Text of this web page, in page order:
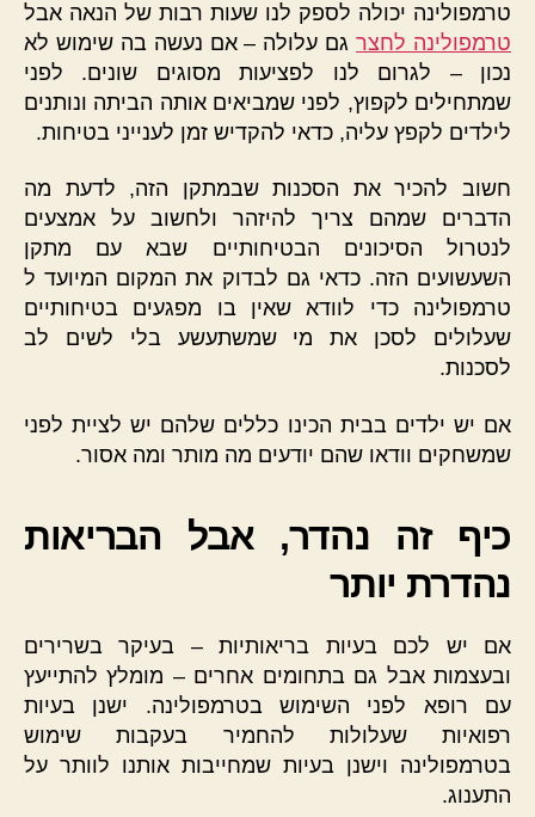
טרמפולינה יכולה לספק לנו שעות רבות של הנאה אבל
טרמפולינה לחצרגם עלולה – אם נעשה בה שימוש לא
נכון – לגרום לנו לפציעות מסוגים שונים. לפני
שמתחילים לקפוץ, לפני שמביאים אותה הביתה ונותנים
לילדים לקפץ עליה, כדאי להקדיש זמן לענייני בטיחות.
חשוב להכיר את הסכנות שבמתקן הזה, לדעת מה
הדברים שמהם צריך להיזהר ולחשוב על אמצעים
לנטרול הסיכונים הבטיחותיים שבא עם מתקן
השעשועים הזה. כדאי גם לבדוק את המקום המיועד ל
טרמפולינה כדי לוודא שאין בו מפגעים בטיחותיים
שעלולים לסכן את מי שמשתעשע בלי לשים לב
לסכנות.
אם יש ילדים בבית הכינו כללים שלהם יש לציית לפני
שמשחקים וודאו שהם יודעים מה מותר ומה אסור.
כיף זה נהדר, אבל הבריאות
נהדרת יותר
אם יש לכם בעיות בריאותיות – בעיקר בשרירים
ובעצמות אבל גם בתחומים אחרים – מומלץ להתייעץ
עם רופא לפני השימוש בטרמפולינה. ישנן בעיות
רפואיות שעלולות להחמיר בעקבות שימוש
בטרמפולינה וישנן בעיות שמחייבות אותנו לוותר על
התענוג.